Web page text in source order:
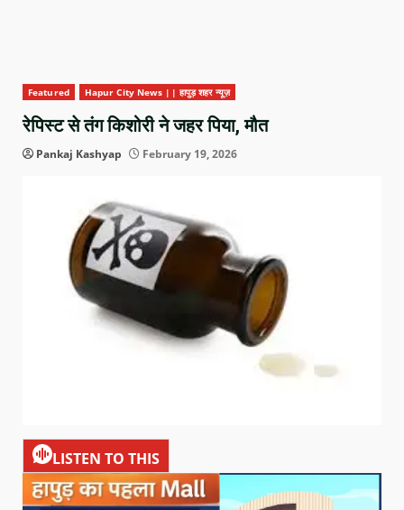
Featured Hapur City News || हापुड़ शहर न्यूज़
रेपिस्ट से तंग किशोरी ने जहर पिया, मौत
Pankaj Kashyap February 19, 2026
LISTEN TO THIS